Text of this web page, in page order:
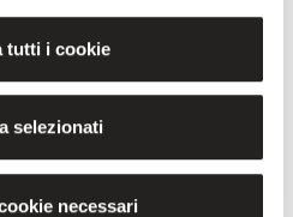
tutti i cookie
selezionati
necessari